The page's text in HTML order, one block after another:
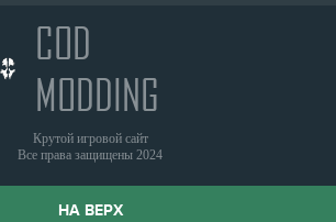
COD
MODDING
Крутой игровой сайт
Все права защищены 2024
НА ВЕРХ